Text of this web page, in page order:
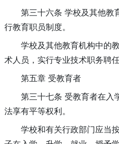
第三十六条 学校及其他教
行教育职员制度。
学校及其他教育机构中的
术人员，实行专业技术职务聘任
第五章 受教育者
第三十七条 受教育者在入
法享有平等权利。
学校和有关行政部门应当